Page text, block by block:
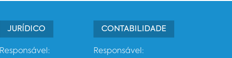
JURÍDICO
Responsável:
CONTABILIDADE
Responsável: